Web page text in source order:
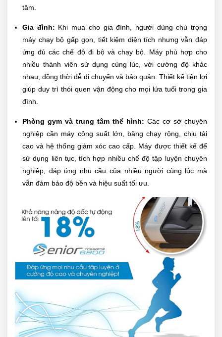
tâm.
Gia đình: Khi mua cho gia đình, người dùng chú trọng
máy chạy bộ gấp gọn, tiết kiệm diện tích nhưng vẫn đáp
ứng đủ các chế độ đi bộ và chạy bộ. Máy phù hợp cho
nhiều thành viên sử dụng cùng lúc, với cường độ khác
nhau, đồng thời dễ di chuyển và bảo quản. Thiết kế tiện lợi
giúp duy trì thói quen vận động cho mọi lứa tuổi trong gia
đình.
Phòng gym và trung tâm thể hình: Các cơ sở chuyên
nghiệp cần máy công suất lớn, băng chạy rộng, chịu tải
cao và hệ thống giảm xóc cao cấp. Máy được thiết kế để
sử dụng liên tục, tích hợp nhiều chế độ tập luyện chuyên
nghiệp, đáp ứng nhu cầu của nhiều người cùng lúc mà
vẫn đảm bảo độ bền và hiệu suất tối ưu.